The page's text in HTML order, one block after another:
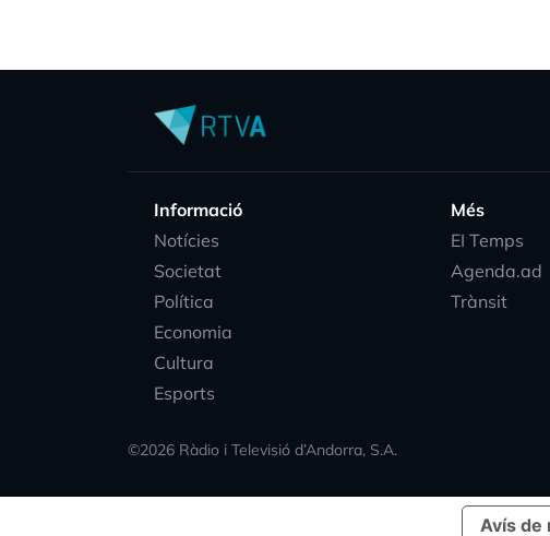
Informació
Notícies
Societat
Política
Economia
Cultura
Esports
Més
EI Temps
Agenda.ad
Trànsit
©2026 Ràdio i Televisió d’Andorra, S.A.
Avís de